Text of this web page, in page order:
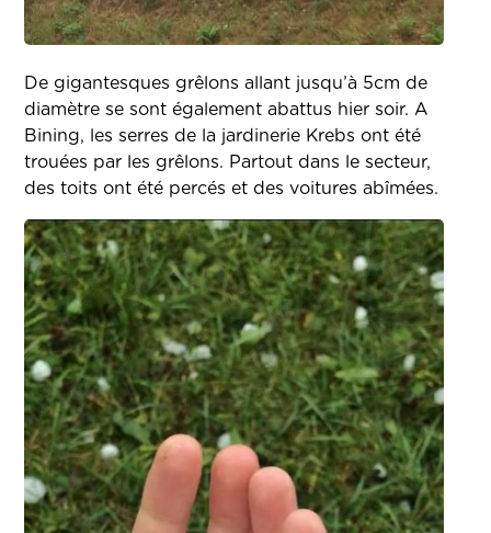
De gigantesques grêlons allant jusqu’à 5cm de
diamètre se sont également abattus hier soir. A
Bining, les serres de la jardinerie Krebs ont été
trouées par les grêlons. Partout dans le secteur,
des toits ont été percés et des voitures abîmées.